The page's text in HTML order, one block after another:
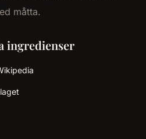
måtta.
ingredienser